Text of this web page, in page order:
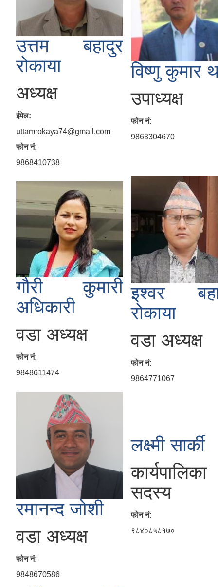
उत्तम बहादुर
रोकाया
अध्यक्ष
ईमेल:
uttamrokaya74@gmail.com
फोन नं:
9868410738
विष्णु कुमार
उपाध्यक्ष
फोन नं:
9863304670
गौरी कुमारी
अधिकारी
वडा अध्यक्ष
फोन नं:
9848611474
इश्वर
रोकाया
वडा अध्यक्ष
फोन नं:
9864771067
रमानन्द जोशी
वडा अध्यक्ष
फोन नं:
9848670586
लक्ष्मी सार्की
कार्यपालिका
सदस्य
फोन नं:
९८४०८५८१७०